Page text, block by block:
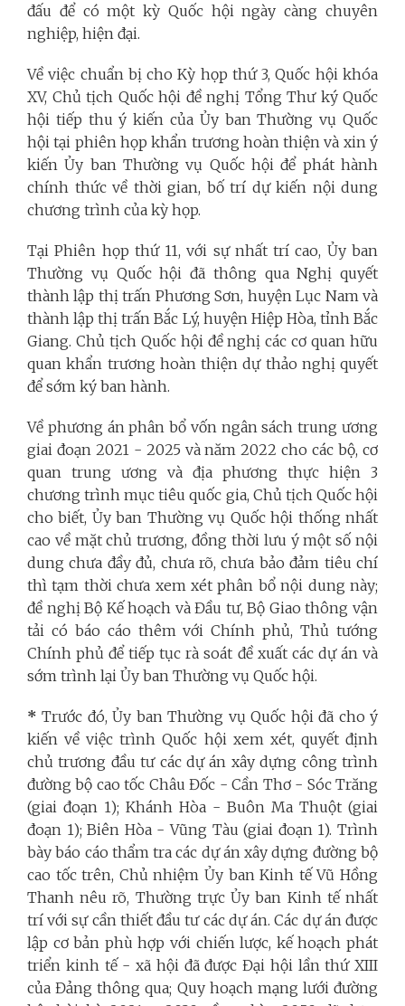
đấu để có một kỳ Quốc hội ngày càng chuyên
nghiệp, hiện đại.
Về việc chuẩn bị cho Kỳ họp thứ 3, Quốc hội khóa
XV, Chủ tịch Quốc hội đề nghị Tổng Thư ký Quốc
hội tiếp thu ý kiến của Ủy ban Thường vụ Quốc
hội tại phiên họp khẩn trương hoàn thiện và xin ý
kiến Ủy ban Thường vụ Quốc hội để phát hành
chính thức về thời gian, bố trí dự kiến nội dung
chương trình của kỳ họp.
Tại Phiên họp thứ 11, với sự nhất trí cao, Ủy ban
Thường vụ Quốc hội đã thông qua Nghị quyết
thành lập thị trấn Phương Sơn, huyện Lục Nam và
thành lập thị trấn Bắc Lý, huyện Hiệp Hòa, tỉnh Bắc
Giang. Chủ tịch Quốc hội đề nghị các cơ quan hữu
quan khẩn trương hoàn thiện dự thảo nghị quyết
để sớm ký ban hành.
Về phương án phân bổ vốn ngân sách trung ương
giai đoạn 2021 - 2025 và năm 2022 cho các bộ, cơ
quan trung ương và địa phương thực hiện 3
chương trình mục tiêu quốc gia, Chủ tịch Quốc hội
cho biết, Ủy ban Thường vụ Quốc hội thống nhất
cao về mặt chủ trương, đồng thời lưu ý một số nội
dung chưa đầy đủ, chưa rõ, chưa bảo đảm tiêu chí
thì tạm thời chưa xem xét phân bổ nội dung này;
đề nghị Bộ Kế hoạch và Đầu tư, Bộ Giao thông vận
tải có báo cáo thêm với Chính phủ, Thủ tướng
Chính phủ để tiếp tục rà soát đề xuất các dự án và
sớm trình lại Ủy ban Thường vụ Quốc hội.
* Trước đó, Ủy ban Thường vụ Quốc hội đã cho ý
kiến về việc trình Quốc hội xem xét, quyết định
chủ trương đầu tư các dự án xây dựng công trình
đường bộ cao tốc Châu Đốc - Cần Thơ - Sóc Trăng
(giai đoạn 1); Khánh Hòa - Buôn Ma Thuột (giai
đoạn 1); Biên Hòa - Vũng Tàu (giai đoạn 1). Trình
bày báo cáo thẩm tra các dự án xây dựng đường bộ
cao tốc trên, Chủ nhiệm Ủy ban Kinh tế Vũ Hồng
Thanh nêu rõ, Thường trực Ủy ban Kinh tế nhất
trí với sự cần thiết đầu tư các dự án. Các dự án được
lập cơ bản phù hợp với chiến lược, kế hoạch phát
triển kinh tế - xã hội đã được Đại hội lần thứ XIII
của Đảng thông qua; Quy hoạch mạng lưới đường